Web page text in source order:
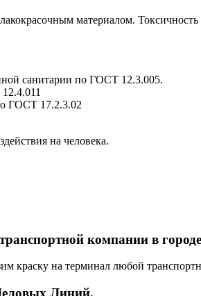
материалом. Токсичность
санитарии по ГОСТ 12.3.005.
ГОСТ 17.2.3.02
на человека.
компании в
краску на терминал любой
Линий.